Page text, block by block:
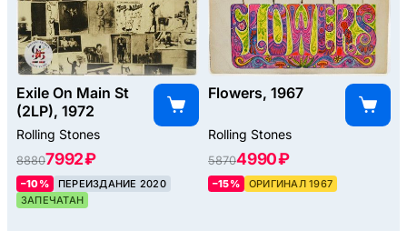
Exile On Main St
(2LP), 1972
Rolling Stones
88807992 ₽
–10%
ПЕРЕИЗДАНИЕ 2020
ЗАПЕЧАТАН
Flowers, 1967
Rolling Stones
58704990 ₽
–15% ОРИГИНАЛ 1967